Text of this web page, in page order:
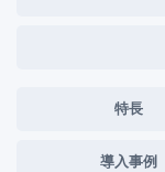
特長
導入事例